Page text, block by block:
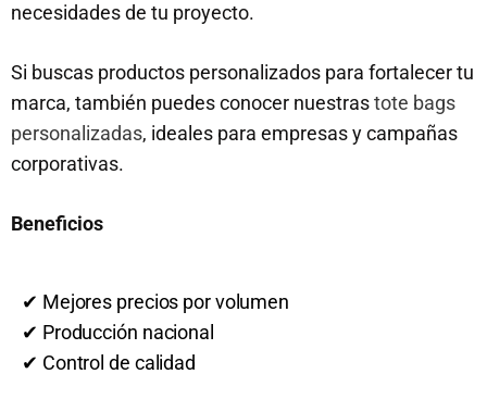
necesidades de tu proyecto.
Si buscas productos personalizados para fortalecer tu
marca, también puedes conocer nuestrastote bags
personalizadas, ideales para empresas y campañas
corporativas.
Beneficios
✔ Mejores precios por volumen
✔ Producción nacional
✔ Control de calidad